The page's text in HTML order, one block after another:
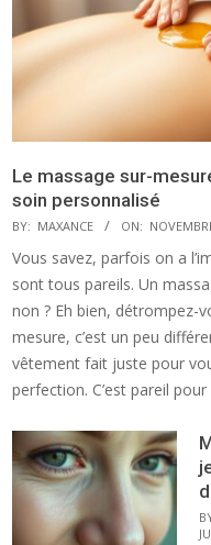
Le massage sur-
soin personnalisé
BY: MAXANCE ON:
Vous savez, parfois on a
sont tous pareils. Un
non ? Eh bien, détrompez-
mesure, c’est un peu
vêtement fait juste pour
perfection. C’est pareil